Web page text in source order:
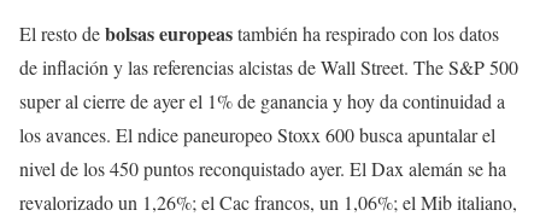
El resto debolsas europeastambién ha respirado con los datos
de inflación y las referencias alcistas de Wall Street. The S&P 500
super al cierre de ayer el 1% de ganancia y hoy da continuidad a
los avances. El ndice paneuropeo Stoxx 600 busca apuntalar el
nivel de los 450 puntos reconquistado ayer. El Dax alemán se ha
revalorizado un 1,26%; el Cac francos, un 1,06%; el Mib italiano,